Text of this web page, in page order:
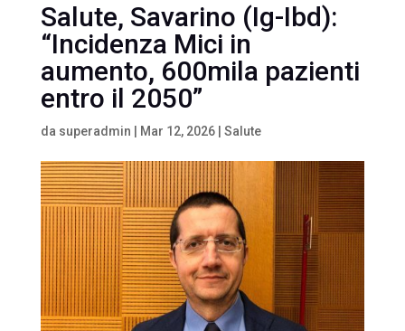
Salute, Savarino (Ig-Ibd):
“Incidenza Mici in
aumento, 600mila pazienti
entro il 2050”
da superadmin Mar 12, 2026| Salute